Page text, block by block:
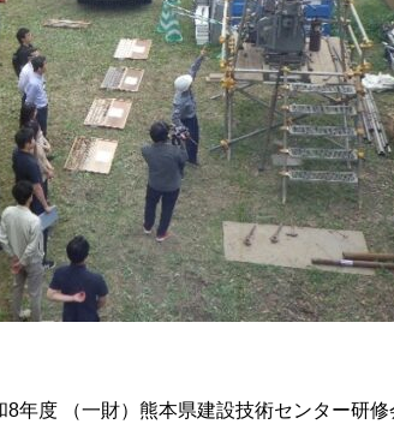
年度 （一財）熊本県建設技術センター研修